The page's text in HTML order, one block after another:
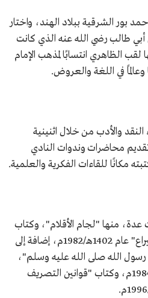
بور الشرقية ببلاد الهند، واختار
أبي طالب رضي الله عنه الذي كانت
الظاهري انتسابًا لمذهب الإمام
في اللغة والعروض.
النقد والأدب من خلال اثنينية
محاضرات وندوات النادي
مكانًا للقاءات الفكرية والعلمية.
عدة، منها "لجام الأقلام"، وكتاب
"الموزون والمخزون"، و"كبوات اليراع" عام 1402هـ/1982م، إضافة إلى
الله صلى الله عليه وسلم"،
و"وفود الإسلام" عام 1404هـ/1984م، وكتاب "قوانين التصريف